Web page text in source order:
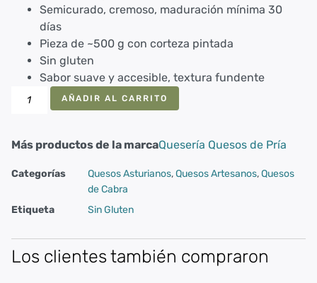
Semicurado, cremoso, maduración mínima 30
días
Pieza de ~500 g con corteza pintada
Sin gluten
Sabor suave y accesible, textura fundente
AÑADIR AL CARRITO
Más productos de la marcaQuesería Quesos de Pría
Categorías Quesos Asturianos,Quesos Artesanos,Quesos
de Cabra
Etiqueta
Sin Gluten
Los clientes también compraron